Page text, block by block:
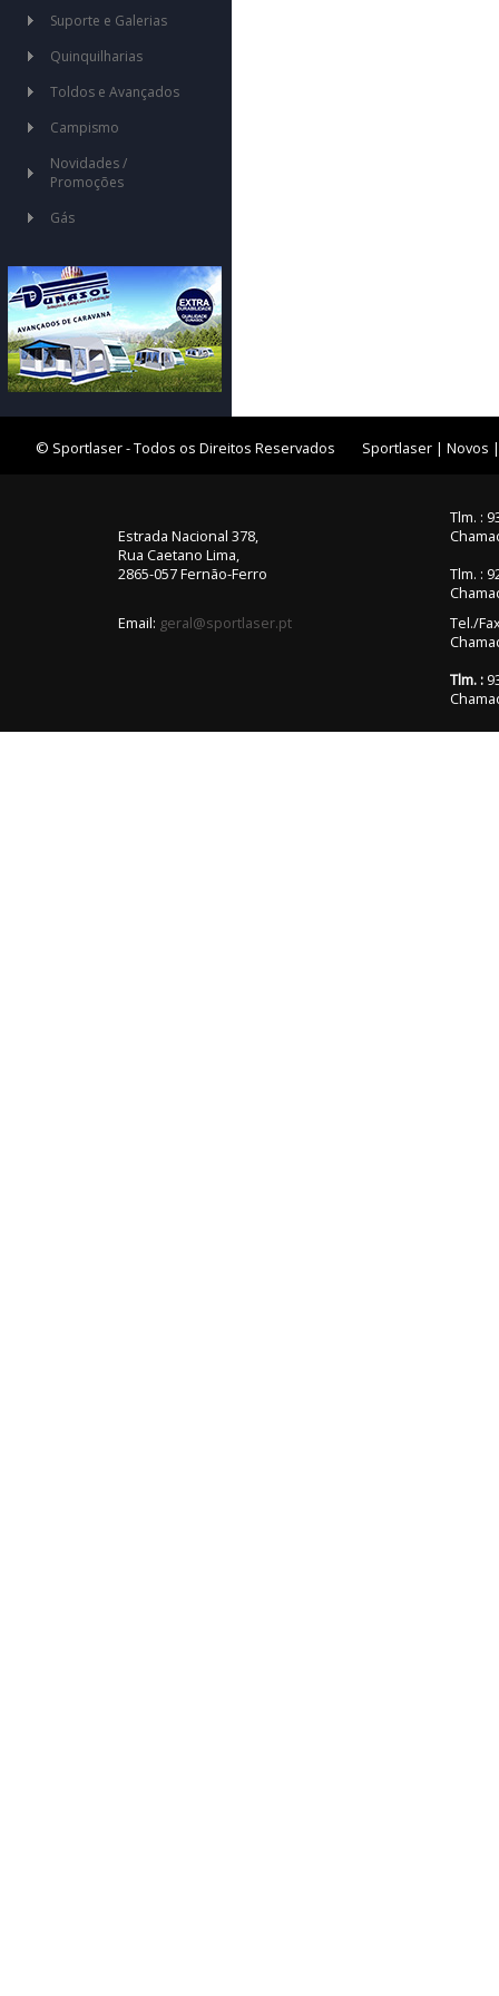
Suporte e Galerias
Quinquilharias
Toldos e Avançados
Campismo
Novidades /
Promoções
Gás
© Sportlaser - Todos os Direitos Reservados Sportlaser |Novos
Estrada Nacional 378,
Rua Caetano Lima,
2865-057 Fernão-Ferro
Email: geral@sportlaser.pt
Tlm. :
Tlm. :
Tel./
Tlm. :